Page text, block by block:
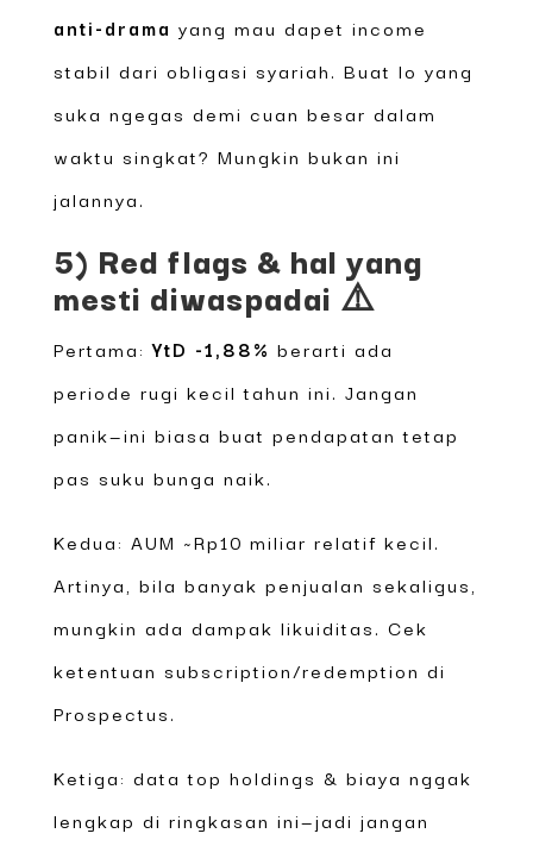
anti-drama yang mau dapet income
stabil dari obligasi syariah. Buat lo yang
suka ngegas demi cuan besar dalam
waktu singkat? Mungkin bukan ini
jalannya.
5) Red flags & hal yang
mesti diwaspadai ⚠️
Pertama:YtD -1,88% berarti ada
periode rugi kecil tahun ini. Jangan
panik—ini biasa buat pendapatan tetap
pas suku bunga naik.
Kedua: AUM ~Rp10 miliar relatif kecil.
Artinya, bila banyak penjualan sekaligus,
mungkin ada dampak likuiditas. Cek
ketentuan subscription/redemption di
Prospectus.
Ketiga: data top holdings & biaya nggak
lengkap di ringkasan ini—jadi jangan